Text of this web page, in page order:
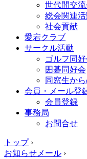
世代間交流
総会関連活
社会貢献
愛宕クラブ
サークル活動
ゴルフ同
囲碁同好会
同窓生か
会員・メール登
会員登録
事務局
お問合せ
トップ›
お知らせメール ›